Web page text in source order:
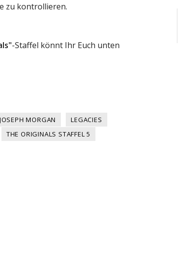
zu kontrollieren.
-Staffel könnt Ihr Euch unten
JOSEPH MORGAN
LEGACIES
THE ORIGINALS STAFFEL 5